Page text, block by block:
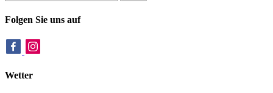
Folgen Sie uns auf
Wetter